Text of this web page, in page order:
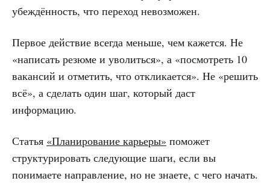
убеждённость, что переход невозможен.
Первое действие всегда меньше, чем кажется. Не
«написать резюме и уволиться», а «посмотреть 10
вакансий и отметить, что откликается». Не «решить
всё», а сделать один шаг, который даст
информацию.
Статья «Планирование карьеры» поможет
структурировать следующие шаги, если вы
понимаете направление, но не знаете, с чего начать.